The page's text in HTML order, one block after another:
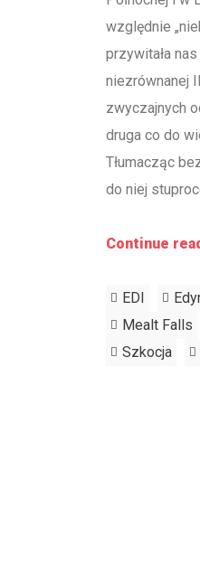
względnie
przywitała
niezrównanej
zwyczajnych
druga co do
Tłumacząc
do niej
Continue
EDI
Mealt Falls
Szkocja